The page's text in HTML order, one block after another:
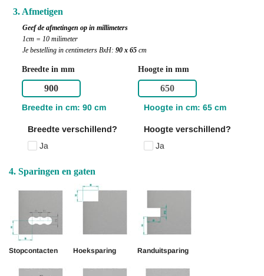
3. Afmetigen
Geef de afmetingen op in millimeters
1cm = 10 milimeter
Je bestelling in centimeters BxH: 90 x 65 cm
Breedte in mm
Breedte in cm: 90 cm
Breedte verschillend?
Ja
Hoogte in mm
Hoogte in cm: 65 cm
Hoogte verschillend?
Ja
4. Sparingen en gaten
Stopcontacten Hoeksparing Randuitsparing